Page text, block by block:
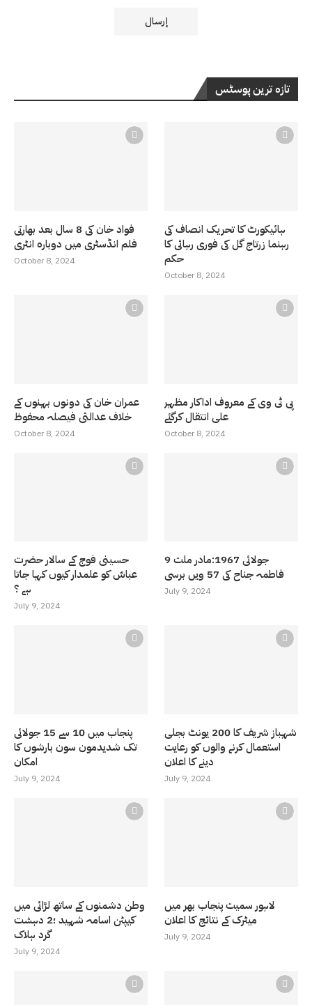
تازہ ترین پوسٹس
فواد خان کی 8 سال بعد بھارتی
فلم انڈسٹری میں دوبارہ انٹری
October 8, 2024
ہائیکورٹ کا تحریک انصاف کی
رہنما زرتاج گل کی فوری رہائی کا
حکم
October 8, 2024
عمران خان کی دونوں بہنوں کے
خلاف عدالتی فیصلہ محفوظ
October 8, 2024
پی ٹی وی کے معروف اداکار مظہر
علی انتقال کرگئے
October 8, 2024
حسینی فوج کے سالار حضرت
عباسّ کو علمدار کیوں کہا جاتا
ہے ؟
July 9, 2024
9 جولائی 1967:مادر ملت
فاطمہ جناح کی 57 ویں برسی
July 9, 2024
پنجاب میں 10 سے 15 جولائی
تک شدیدمون سون بارشوں کا
امکان
July 9, 2024
شہباز شریف کا 200 یونٹ بجلی
استعمال کرنے والوں کو رعایت
دینے کا اعلان
July 9, 2024
وطن دشمنوں کے ساتھ لڑائی میں
کیپٹن اسامہ شہید ؛2 دہشت
گرد ہلاک
July 9, 2024
لاہور سمیت پنجاب بھر میں
میٹرک کے نتائج کا اعلان
July 9, 2024